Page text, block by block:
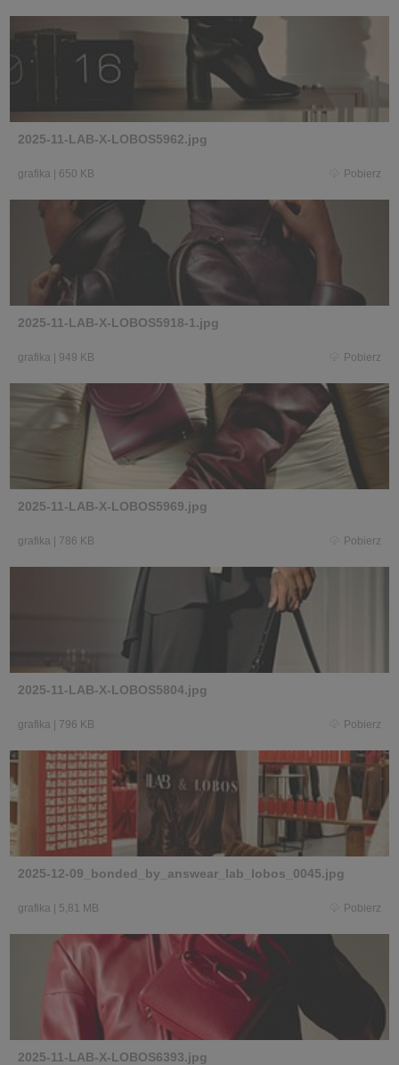
2025-11-LAB-X-LOBOS5962.jpg
grafika 650 KB Pobierz
2025-11-LAB-X-LOBOS5918-1.jpg
grafika 949 KB Pobierz
2025-11-LAB-X-LOBOS5969.jpg
grafika 786 KB Pobierz
2025-11-LAB-X-LOBOS5804.jpg
grafika 796 KB Pobierz
2025-12-09_bonded_by_answear_lab_lobos_0045.jpg
grafika 5,81 MB Pobierz
2025-11-LAB-X-LOBOS6393.jpg